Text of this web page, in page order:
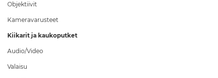
Objektiivit
Kameravarusteet
Kiikarit ja kaukoputket
Audio/Video
Valaisu